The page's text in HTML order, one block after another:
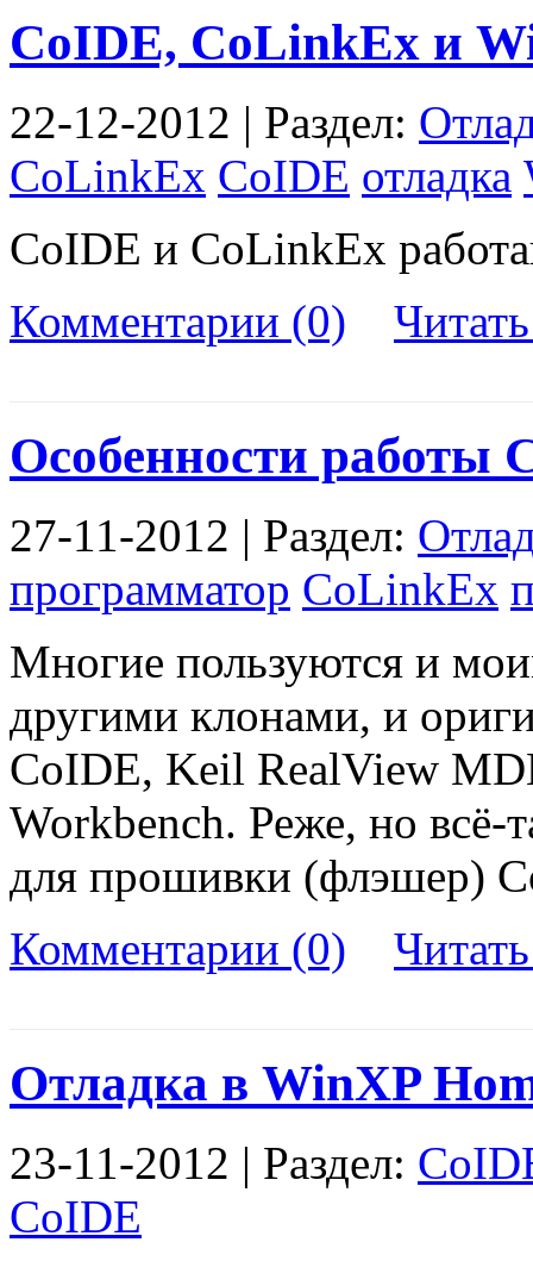
CoIDE, CoLinkEx и
22-12-2012 | Раздел:
CoLinkEx CoIDE отладка
CoIDE и CoLinkEx
Комментарии (0)
Особенности работы
27-11-2012 | Раздел:
программатор CoLinkEx
Многие пользуются и
другими клонами, и
CoIDE, Keil RealView
Workbench. Реже, но всё-
для прошивки (флэшер)
Комментарии (0)
Отладка в WinXP
23-11-2012 | Раздел:
CoIDE